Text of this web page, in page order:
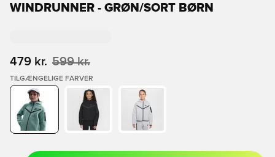
WINDRUNNER - GRØN/SORT BØRN
479 kr. 599 kr.
TILGÆNGELIGE FARVER